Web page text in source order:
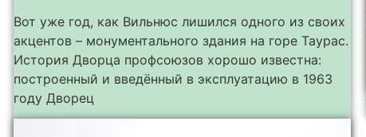
Вот уже год, как Вильнюс лишился одного из своих
акцентов – монументального здания на горе Таурас.
История Дворца профсоюзов хорошо известна:
построенный и введённый в эксплуатацию в 1963
году Дворец